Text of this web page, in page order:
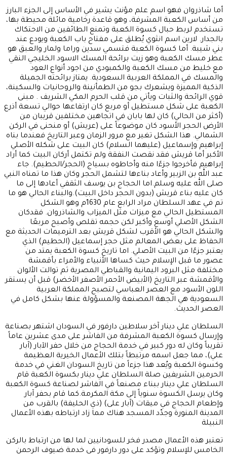
أما شاذروان فهو اسم علم مؤنث يشير في الأساس إلى الجزء البارز
من أساس الكعبة المشرفة، وهو قاعدة رخامية مائلة محيطة بها،
تستخدم لربط حبال كسوة الكعبة وتمنع الطائفين من الاحتكاك
بالجدار. لارين اسم انثوي يُطلق على مفتاح باب الكعبة ويودع عند
بني شيبة. أما كسوة الكعبة فتسمي سدين وراما ولمار والعبق هو
عطر مسك الكعبة وهو زيت برائحة المسك الاسود الخليجي النقي
مع خليط من مسك الكعبة والكمبودي من اجود أنواع العود
والمسك في المملكة العربية السعودية. يمتاز برائحته الجميلة
الذكية المميزة ويشعرك بجو من الطمأنينة والروحانيات والسكينة،
قوي الرائحة والثبات ويأتي من قلب الحرم المكي الشريف . مبنى
الكعبة على شكل مستطيل أو مربع كان ارتفاعها حوالي تسعة أذرع
(أكثر من الحالي) كان لها بابان في اتجاهين مختلفين قريبان من
الأرض الحجر الأسود كان موضوعاً على (عريش) أو منحنى في الركن
الشمالي. هذا الشكل تغير مع مرور الزمان وعبر التاريخ فعندما بناه
إبراهيم وإسماعيل (عليهما السلام) كان البيت على شكله الأصلي
الأكبر أما قريش فقد نقصت النفقة ولم تكتمل أركان البيت كما أراد
إبراهيم فأخرجوا جزءًا منه وأحاطوه بسياج (الحجر/الحطيم). جاء
عبد الله بن الزبير وأعاد بناءها لتشمل الحجر وكان هذا ما تمناه النبي
صلى الله عليه وسلم.اما الحجاج بن يوسف الثقفي أعادها إلى ما
كان عليه بناء قريش (بدون الحجر داخل البيت).والبناء الحالي هو ما
تم في عهد السلطان مراد الرابع عام 1630م وهو الشكل
المستطيل الحالي مع ميزات مثل الميزاب والشاذروان. فقدكان
الشكل الأصلي أوسع وأكبر لكن حجمه تقلص وأصبح مربعًا
والشكل الحالي هو الأقرب لشكل قريش بعد الترميمات الحديثة مع
الحفاظ على بعض المعالم مثل حجر إسماعيل (الحطيم) الذي
يعتبر جزءًا من البيت الأصلي. اما تاريخ كسوة الكعبة يمتد من
عصور ما قبل الإسلام حيث كساها الأنبياء والأمراء بأقمشة
مختلفة مثل البرود اليمانية والقباطي المصرية ثم توالت الألوان
والأقمشة عبر التاريخ (الأبيض الأحمر الأصفر الأخضر) قبل أن يستقر
اللون الأسود مع العصر العباسي لتصبح المملكة العربية
السعودية هي الجهة المصنعة والمسؤولة عنها بشكل كامل في
العصر الحديث.
السلطان علي دينار آخر سلاطين دارفور في السودان اشتهر بصناعة
وإرسال كسوة الكعبة المشرفة من الفاشر على مدى عشرين عاماً
تقريباً وكان له دور كبير في خدمة الحجاج من خلال حفر الآبار (آبار
علي)، مما جعل اسمه مرتبطاً بتلك الأعمال الخيرية العظيمة
وكسوة الكعبة ويُعد هذا جزءاً من تاريخ السودان الغني في خدمة
الحرمين الشريفين صلة السلطان علي دينار بكسوة الكعبة قام
السلطان علي دينار ببناء مصنعاً في الفاشر لصناعة كسوة الكعبة
وكان يرسل الكسوة سنوياً إلى مكة المكرمة.كما قام بحفر آبار
وإطعام الحجاج في ميقات (آبار على) (ذي الحليفة) بالقرب من
المدينة المنورة وجدّد المسجد هناك مما زاد ارتباطه بهذه الأعمال
النبيلة
تعتبر هذه الأعمال مصدر فخر للسودانيين لما لها من ارتباط بالركن
الخامس للإسلام وتؤكد على دور دارفور في خدمة ضيوف الرحمن